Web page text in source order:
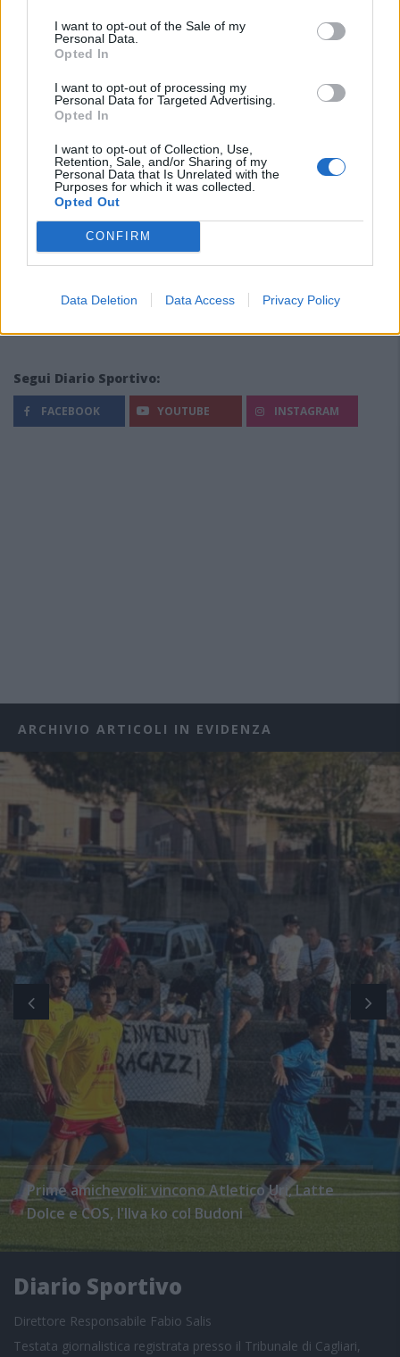
I want to opt-out of the Sale of my
Personal Data.
Opted In
I want to opt-out of processing my
Personal Data for Targeted Advertising.
Opted In
I want to opt-out of Collection, Use,
Retention, Sale, and/or Sharing of my
Personal Data that Is Unrelated with the
Purposes for which it was collected.
Opted Out
CONFIRM
Data Deletion Data Access Privacy Policy
Segui Diario Sportivo:
FACEBOOK YOUTUBE INSTAGRAM
ARCHIVIO ARTICOLI IN EVIDENZA
Prime amichevoli: vincono Atletico Uri, Latte
Dolce e COS, l'Ilva ko col Budoni
Diario Sportivo
Direttore Responsabile Fabio Salis
Testata giornalistica registrata presso il Tribunale di Cagliari,